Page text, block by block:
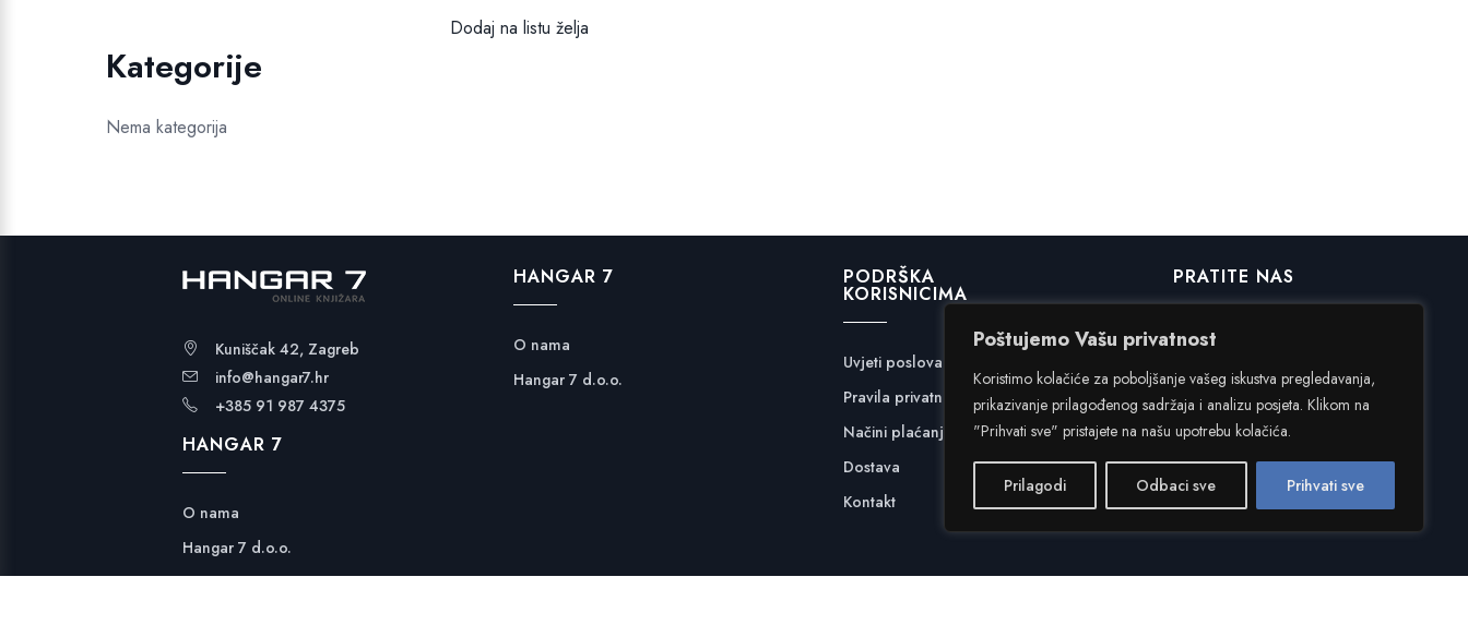
Poštujemo Vašu privatnost
Koristimo kolačiće za poboljšanje vašeg iskustva pregledavanja,
prikazivanje prilagođenog sadržaja i analizu posjeta. Klikom na
"Prihvati sve" pristajete na našu upotrebu kolačića.
Prilagodi Odbaci sve Prihvati sve
24,99 €.
Dodaj na listu želja
Kategorije
Nema kategorija
Kuniščak 42, Zagreb
info@hangar7.hr
+385 91 987 4375
HANGAR 7
O nama
Hangar 7 d.o.o.
HANGAR 7
O nama
Hangar 7 d.o.o.
PODRŠKA
KORISNICIMA
Uvjeti poslovanja
Pravila privatnosti
Načini plaćanja
Dostava
Kontakt
PRATITE NAS
Facebook
Instagram